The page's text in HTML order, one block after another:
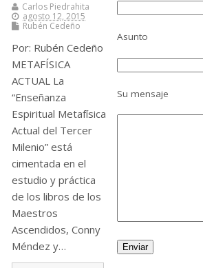
Carlos Piedrahita
agosto 12, 2015
Rubén Cedeño
Por: Rubén Cedeño
METAFÍSICA
ACTUAL La
“Enseñanza
Espiritual Metafísica
Actual del Tercer
Milenio” está
cimentada en el
estudio y práctica
de los libros de los
Maestros
Ascendidos, Conny
Méndez y…
Asunto
Su mensaje